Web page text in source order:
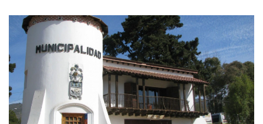
TELESERIES
NTV
ACTUALIDAD Y TENDENCIAS
CORPORATIVO Y TRANSPARENCIA